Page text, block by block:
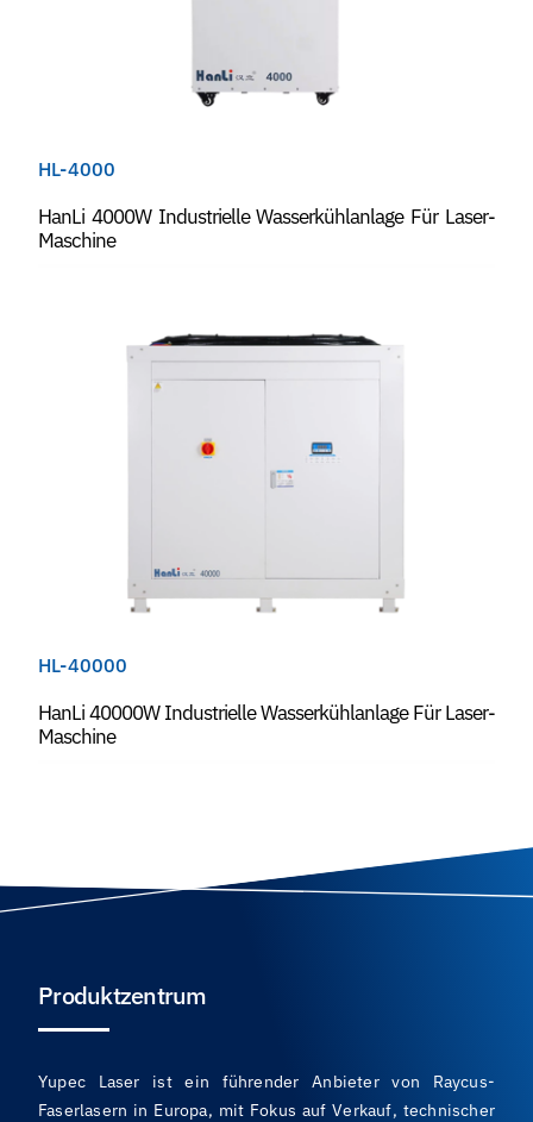
HL-4000
HanLi 4000W Industrielle Wasserkühlanlage Für Laser-
Maschine
HL-40000
HanLi 40000W Industrielle Wasserkühlanlage Für Laser-
Maschine
Produktzentrum
Yupec Laser ist ein führender Anbieter von Raycus-
Faserlasern in Europa, mit Fokus auf Verkauf, technischer